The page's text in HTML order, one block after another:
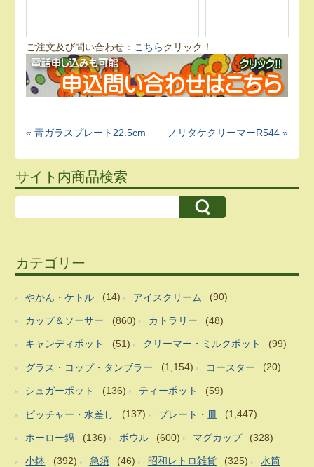
ご注文及び問い合わせ： こちらクリック！
« 青ガラスプレート22.5cm ノリタケクリーマーR544 »
サイト内商品検索
カテゴリー
やかん・ケトル (14) アイスクリーム (90)
カップ＆ソーサー (860) カトラリー (48)
キャンディポット (51) クリーマー・ミルクポット (99)
グラス・コップ・タンブラー (1,154) コースター (20)
シュガーポット (136) ティーポット (59)
ピッチャー・水差し (137) プレート・皿 (1,447)
ホーロー鍋 (136) ボウル (600) マグカップ (328)
小鉢 (392) 急須 (46) 昭和レトロ雑貨 (325) 水筒